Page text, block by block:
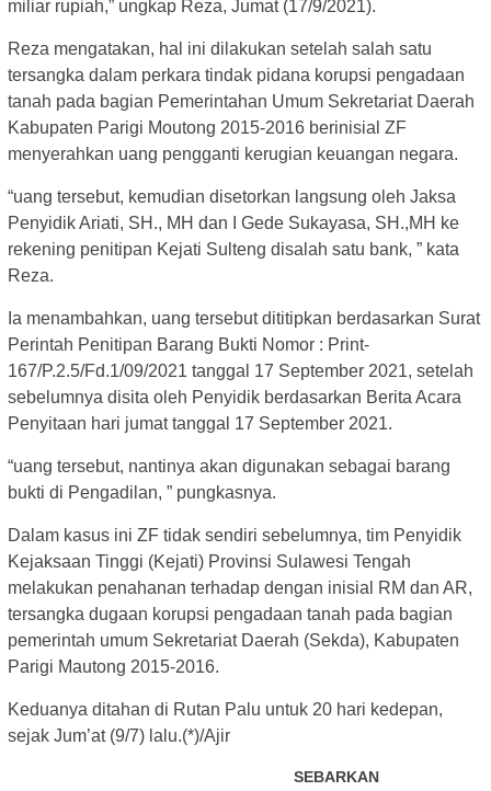
miliar rupiah,” ungkap Reza, Jumat (17/9/2021).
Reza mengatakan, hal ini dilakukan setelah salah satu
tersangka dalam perkara tindak pidana korupsi pengadaan
tanah pada bagian Pemerintahan Umum Sekretariat Daerah
Kabupaten Parigi Moutong 2015-2016 berinisial ZF
menyerahkan uang pengganti kerugian keuangan negara.
“uang tersebut, kemudian disetorkan langsung oleh Jaksa
Penyidik Ariati, SH., MH dan I Gede Sukayasa, SH.,MH ke
rekening penitipan Kejati Sulteng disalah satu bank, ” kata
Reza.
Ia menambahkan, uang tersebut dititipkan berdasarkan Surat
Perintah Penitipan Barang Bukti Nomor : Print-
167/P.2.5/Fd.1/09/2021 tanggal 17 September 2021, setelah
sebelumnya disita oleh Penyidik berdasarkan Berita Acara
Penyitaan hari jumat tanggal 17 September 2021.
“uang tersebut, nantinya akan digunakan sebagai barang
bukti di Pengadilan, ” pungkasnya.
Dalam kasus ini ZF tidak sendiri sebelumnya, tim Penyidik
Kejaksaan Tinggi (Kejati) Provinsi Sulawesi Tengah
melakukan penahanan terhadap dengan inisial RM dan AR,
tersangka dugaan korupsi pengadaan tanah pada bagian
pemerintah umum Sekretariat Daerah (Sekda), Kabupaten
Parigi Mautong 2015-2016.
Keduanya ditahan di Rutan Palu untuk 20 hari kedepan,
sejak Jum’at (9/7) lalu.(*)/Ajir
SEBARKAN